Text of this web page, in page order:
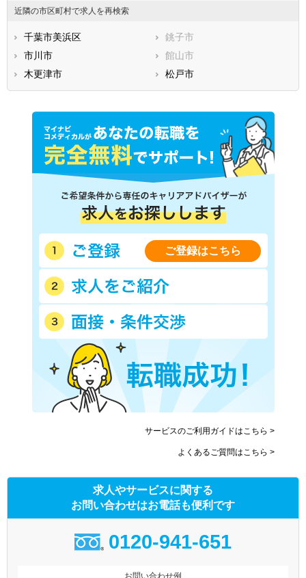
近隣の市区町村で求人を再検索
千葉市美浜区
銚子市
市川市
館山市
木更津市
松戸市
ご登録はこちら
サービスのご利用ガイドはこちら >
よくあるご質問はこちら >
求人やサービスに関する
お問い合わせはお電話も便利です
0120-941-651